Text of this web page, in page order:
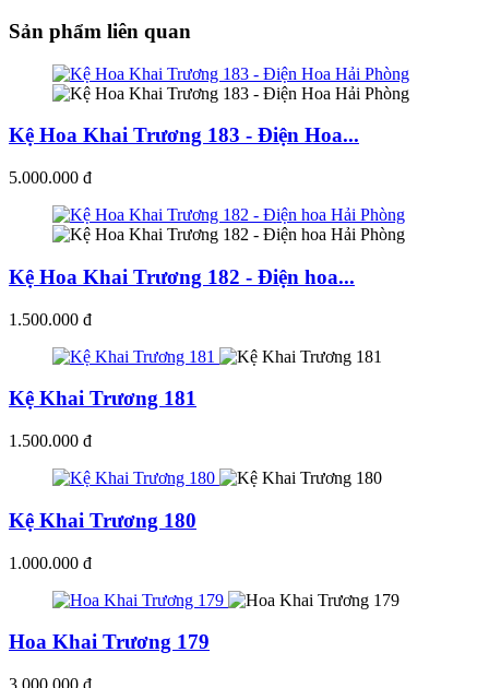
Sản phẩm liên quan
Kệ Hoa Khai Trương 183 - Điện Hoa...
5.000.000 đ
Kệ Hoa Khai Trương 182 - Điện hoa...
1.500.000 đ
Kệ Khai Trương 181
1.500.000 đ
Kệ Khai Trương 180
1.000.000 đ
Hoa Khai Trương 179
3.000.000 đ